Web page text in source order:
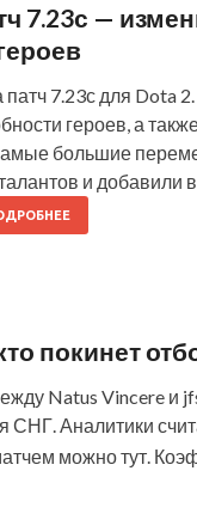
7.23с —
7.23с для Dota
героев, а
большие
и
покинет
Natus Vincere и
СНГ. Аналитики
можно тут.